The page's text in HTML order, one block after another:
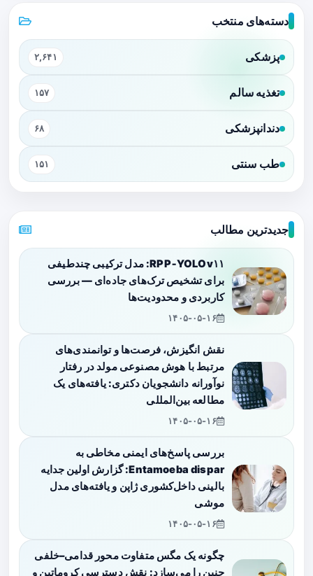
دسته‌های منتخب
پزشکی ۲,۶۴۱
تغذیه سالم ۱۵۷
دندانپزشکی ۶۸
طب سنتی ۱۵۱
جدیدترین مطالب
RPP‑YOLOv۱۱: مدل ترکیبی چندطیفی
برای تشخیص ترک‌های جاده‌ای — بررسی
کاربردی و محدودیت‌ها
۱۴۰۵-۰۵-۱۶
نقش انگیزش، فرصت‌ها و توانمندی‌های
مرتبط با هوش مصنوعی مولد در رفتار
نوآورانه دانشجویان دکتری: یافته‌های یک
مطالعه بین‌المللی
۱۴۰۵-۰۵-۱۶
بررسی پاسخ‌های ایمنی مخاطی به
Entamoeba dispar: گزارش اولین جدایه
بالینی داخل‌کشوری ژاپن و یافته‌های مدل
موشی
۱۴۰۵-۰۵-۱۶
چگونه یک مگس متفاوت محور قدامی–خلفی
جنین را می‌سازد: نقش دسترسی کروماتین و